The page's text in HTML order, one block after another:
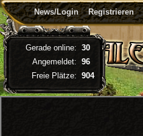
News/Login Registrieren
Gerade online: 30
Angemeldet: 96
Freie Plätze: 904